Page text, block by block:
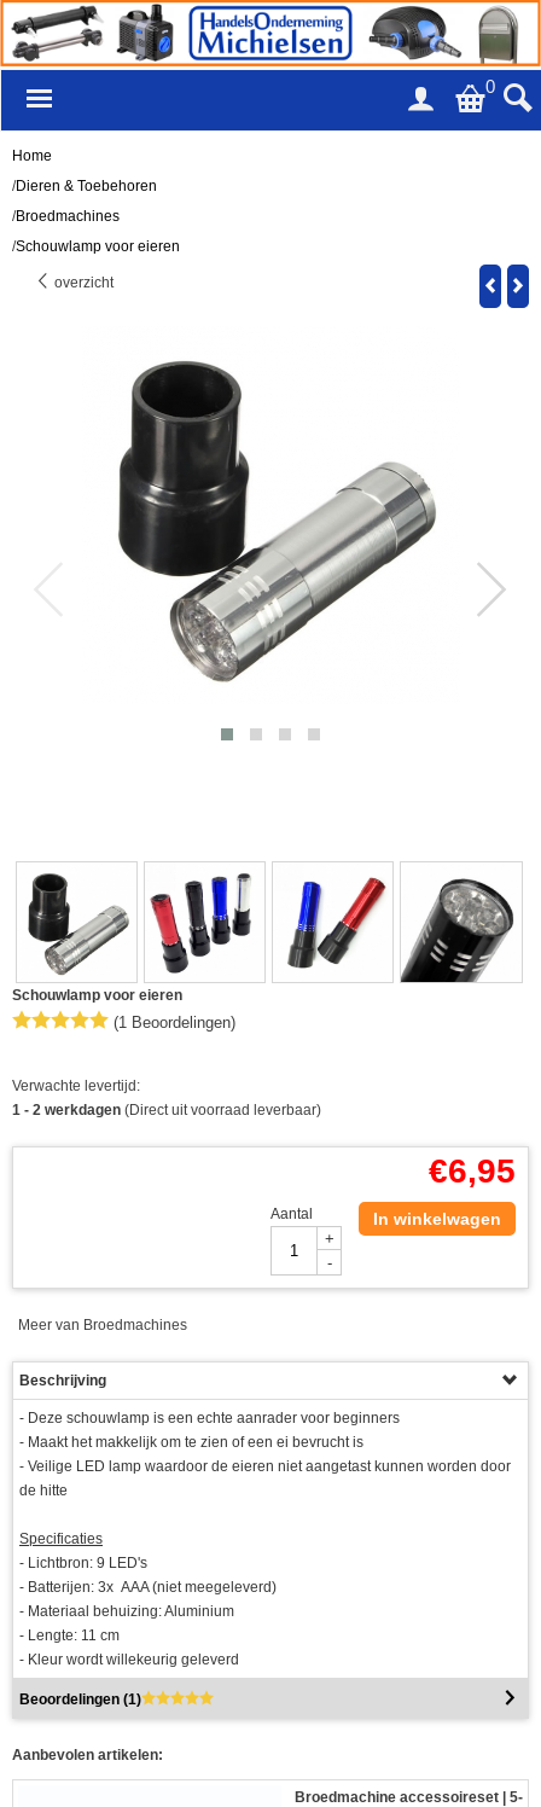
0
Home
/Dieren & Toebehoren
/Broedmachines
/Schouwlamp voor eieren
overzicht
Schouwlamp voor eieren
(1 Beoordelingen)
Verwachte levertijd:
1 - 2 werkdagen (Direct uit voorraad leverbaar)
€6,95
Aantal
+
-
In winkelwagen
Meer van Broedmachines
Beschrijving
- Deze schouwlamp is een echte aanrader voor beginners
- Maakt het makkelijk om te zien of een ei bevrucht is
- Veilige LED lamp waardoor de eieren niet aangetast kunnen worden door
de hitte
Specificaties
- Lichtbron: 9 LED's
- Batterijen: 3x AAA (niet meegeleverd)
- Materiaal behuizing: Aluminium
- Lengte: 11 cm
- Kleur wordt willekeurig geleverd
Beoordelingen (1)
Aanbevolen artikelen:
Broedmachine accessoireset | 5-